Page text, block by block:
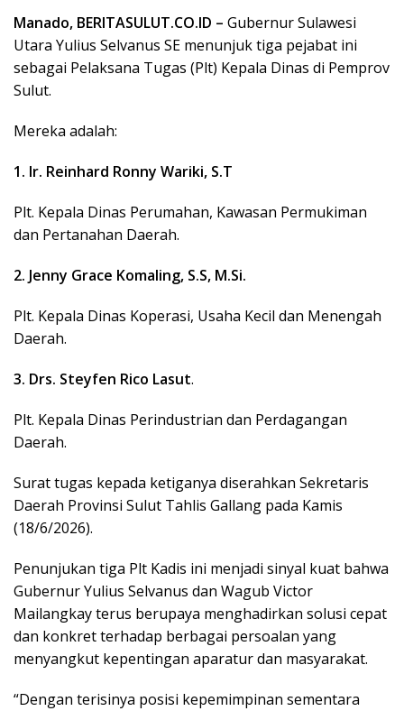
Manado, BERITASULUT.CO.ID – Gubernur Sulawesi
Utara Yulius Selvanus SE menunjuk tiga pejabat ini
sebagai Pelaksana Tugas (Plt) Kepala Dinas di Pemprov
Sulut.
Mereka adalah:
1. Ir. Reinhard Ronny Wariki, S.T
Plt. Kepala Dinas Perumahan, Kawasan Permukiman
dan Pertanahan Daerah.
2. Jenny Grace Komaling, S.S, M.Si.
Plt. Kepala Dinas Koperasi, Usaha Kecil dan Menengah
Daerah.
3. Drs. Steyfen Rico Lasut.
Plt. Kepala Dinas Perindustrian dan Perdagangan
Daerah.
Surat tugas kepada ketiganya diserahkan Sekretaris
Daerah Provinsi Sulut Tahlis Gallang pada Kamis
(18/6/2026).
Penunjukan tiga Plt Kadis ini menjadi sinyal kuat bahwa
Gubernur Yulius Selvanus dan Wagub Victor
Mailangkay terus berupaya menghadirkan solusi cepat
dan konkret terhadap berbagai persoalan yang
menyangkut kepentingan aparatur dan masyarakat.
“Dengan terisinya posisi kepemimpinan sementara